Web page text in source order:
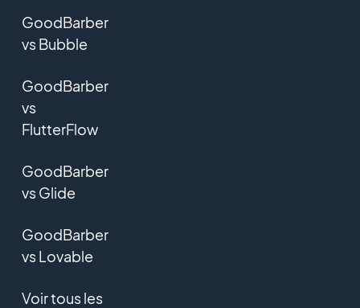
GoodBarber
vs Bubble
GoodBarber
vs
FlutterFlow
GoodBarber
vs Glide
GoodBarber
vs Lovable
Voir tous les